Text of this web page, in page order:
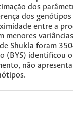
dos
dos
entre a
menores
Shukla foram
(BYS) identificou
não